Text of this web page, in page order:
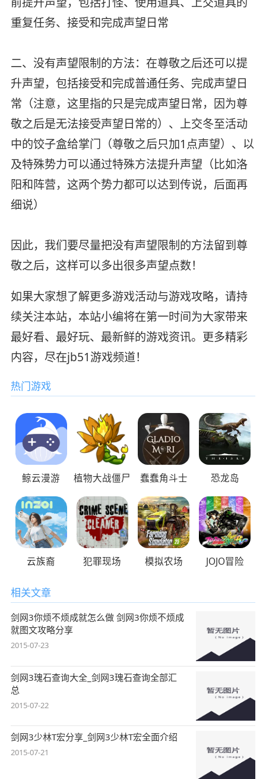
重复任务、接受和完成声望日常
二、没有声望限制的方法：在尊敬之后还可以提
升声望，包括接受和完成普通任务、完成声望日
常（注意，这里指的只是完成声望日常，因为尊
敬之后是无法接受声望日常的）、上交冬至活动
中的饺子盒给掌门（尊敬之后只加1点声望）、以
及特殊势力可以通过特殊方法提升声望（比如洛
阳和阵营，这两个势力都可以达到传说，后面再
细说）
因此，我们要尽量把没有声望限制的方法留到尊
敬之后，这样可以多出很多声望点数！
如果大家想了解更多游戏活动与游戏攻略，请持
续关注本站，本站小编将在第一时间为大家带来
最好看、最好玩、最新鲜的游戏资讯。更多精彩
内容，尽在jb51游戏频道！
热门游戏
鲸云漫游 植物大战僵尸 蠢蠢角斗士 恐龙岛
云族裔 犯罪现场 模拟农场 JOJO冒险
相关文章
剑网3你烦不烦成就怎么做 剑网3你烦不烦成
就图文攻略分享
2015-07-23
剑网3瑰石查询大全_剑网3瑰石查询全部汇
总
2015-07-22
剑网3少林T宏分享_剑网3少林T宏全面介绍
2015-07-21